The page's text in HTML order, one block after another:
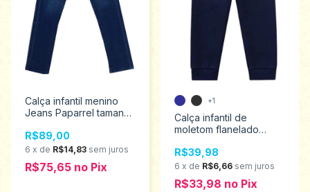
Calça infantil menino
Jeans Paparrel tamanho
R$89,00
6 x de R$14,83 sem juros
R$75,65 no Pix
Calça infantil de
moletom flanelado
R$39,98
6 x de R$6,66 sem juros
R$33,98 no Pix
+1